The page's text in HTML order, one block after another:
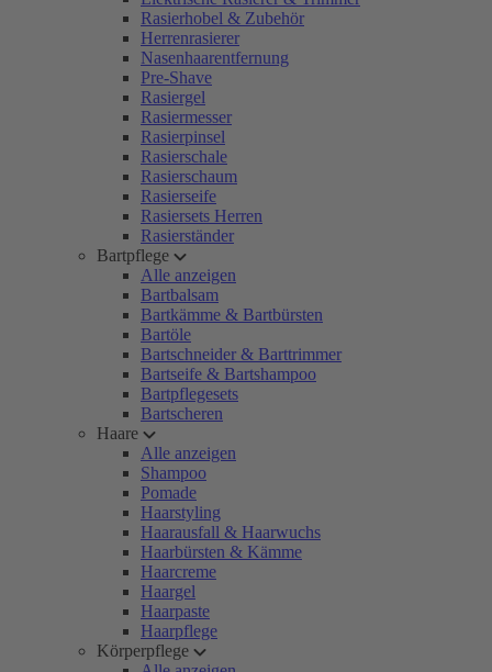
Rasierhobel & Zubehör
Herrenrasierer
Nasenhaarentfernung
Pre-Shave
Rasiergel
Rasiermesser
Rasierpinsel
Rasierschale
Rasierschaum
Rasierseife
Rasiersets Herren
Rasierständer
Bartpflege
Alle anzeigen
Bartbalsam
Bartkämme & Bartbürsten
Bartöle
Bartschneider & Barttrimmer
Bartseife & Bartshampoo
Bartpflegesets
Bartscheren
Haare
Alle anzeigen
Shampoo
Pomade
Haarstyling
Haarausfall & Haarwuchs
Haarbürsten & Kämme
Haarcreme
Haargel
Haarpaste
Haarpflege
Körperpflege